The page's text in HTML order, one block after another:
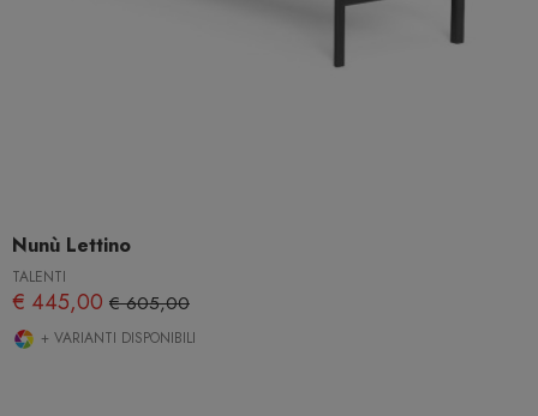
Nunù Lettino
TALENTI
€ 445,00 € 605,00
+ VARIANTI DISPONIBILI